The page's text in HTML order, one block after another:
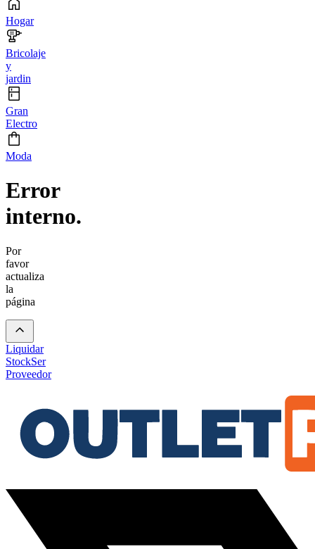
Hogar
Bricolaje
y
jardin
Gran
Electro
Moda
Error
interno.
Por
favor
actualiza
la
página
Liquidar
StockSer
Proveedor